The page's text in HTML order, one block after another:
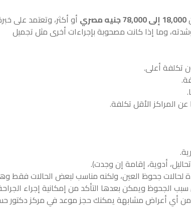
18,000 إلى 78,000 جنيه مصري
أو أكثر، وتعتمد على
وشدته، وما إذا كانت مصحوبة بإجراءات أخرى مثل تجميل
تكلفة أعلى.
المراكز الأقل تكلفة.
أدوية، إقامة إن وجدت).
لحالات جحوظ العين، ولكنه مناسب لبعض الحالات فقط
الجحوظ ويمكن بعدها التأكد من إمكانية إجراء
من أي أعراض مشابهة يمكنك حجز موعد في مركز دكتور